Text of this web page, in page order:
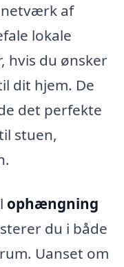
af
lokale
hvis du ønsker
dit hjem. De
det perfekte
stuen,
ophængning
du i både
Uanset om